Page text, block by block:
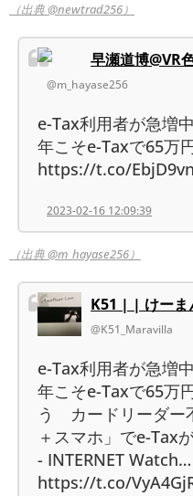
（出典 @newtrad256）
早瀬道博@VR
@m_hayase256
e-Tax利用者が急増
年こそe-Taxで65万
https://t.co/
2023-02-16 12:09:39
（出典 @m_hayase256）
K51 | | けーま
@K51_Maravilla
e-Tax利用者が急増
年こそe-Taxで65万
う カードリーダー
＋スマホ」でe-Tax
- INTERNET Watch…
https://t.co/